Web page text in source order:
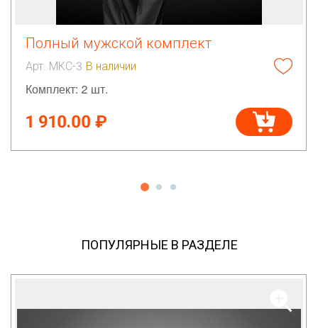
Полный мужской комплект
Арт. МКС-3 В наличии
Комплект: 2 шт.
1 910.00 ₽
ПОПУЛЯРНЫЕ В РАЗДЕЛЕ